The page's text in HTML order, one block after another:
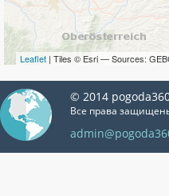
Leaflet | Tiles © Esri — Sources:
© 2014
Все права